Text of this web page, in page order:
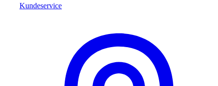
Kundeservice